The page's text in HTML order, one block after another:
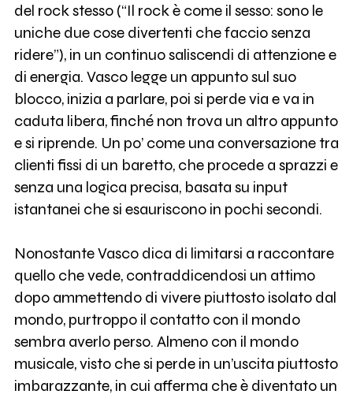
del rock stesso (“Il rock è come il sesso: sono le
uniche due cose divertenti che faccio senza
ridere”), in un continuo saliscendi di attenzione e
di energia. Vasco legge un appunto sul suo
blocco, inizia a parlare, poi si perde via e va in
caduta libera, finché non trova un altro appunto
e si riprende. Un po’ come una conversazione tra
clienti fissi di un baretto, che procede a sprazzi e
senza una logica precisa, basata su input
istantanei che si esauriscono in pochi secondi.
Nonostante Vasco dica di limitarsi a raccontare
quello che vede, contraddicendosi un attimo
dopo ammettendo di vivere piuttosto isolato dal
mondo, purtroppo il contatto con il mondo
sembra averlo perso. Almeno con il mondo
musicale, visto che si perde in un’uscita piuttosto
imbarazzante, in cui afferma che è diventato un